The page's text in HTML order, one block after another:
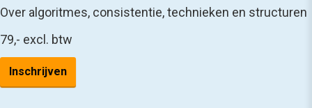
Over algoritmes, consistentie, technieken en structuren
79,- excl. btw
Inschrijven